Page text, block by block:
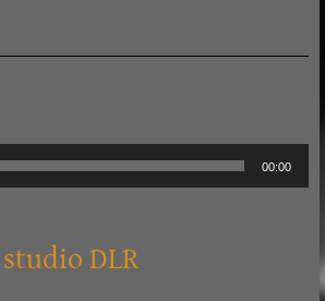
00:00
DLR